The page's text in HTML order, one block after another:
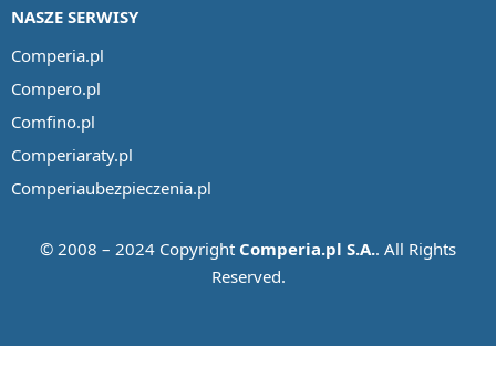
NASZE SERWISY
Comperia.pl
Compero.pl
Comfino.pl
Comperiaraty.pl
Comperiaubezpieczenia.pl
© 2008 – 2024 Copyright Comperia.pl S.A.. All Rights
Reserved.